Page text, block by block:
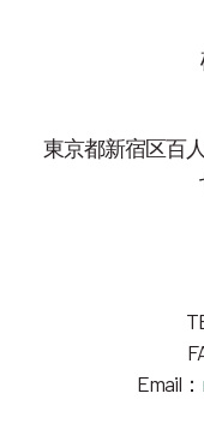
東京都新宿区百
Email：